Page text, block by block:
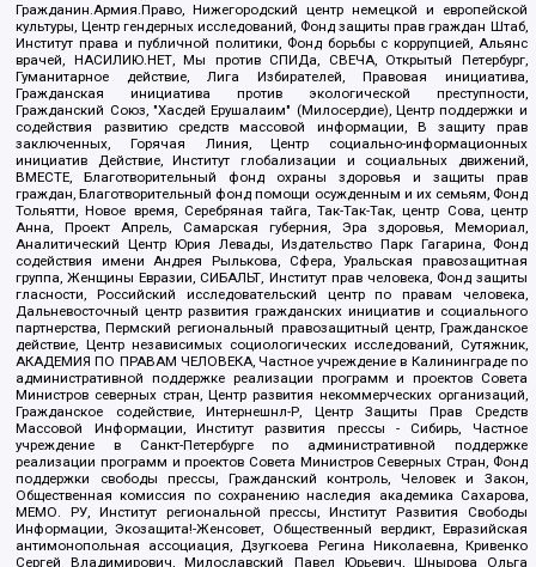
Гражданин.Армия.Право, Нижегородский центр немецкой и европейской
культуры, Центр гендерных исследований, Фонд защиты прав граждан Штаб,
Институт права и публичной политики, Фонд борьбы с коррупцией, Альянс
врачей, НАСИЛИЮ.НЕТ, Мы против СПИДа, СВЕЧА, Открытый Петербург,
Гуманитарное действие, Лига Избирателей, Правовая инициатива,
Гражданская инициатива против экологической преступности,
Гражданский Союз, "Хасдей Ерушалаим" (Милосердие), Центр поддержки и
содействия развитию средств массовой информации, В защиту прав
заключенных, Горячая Линия, Центр социально-информационных
инициатив Действие, Институт глобализации и социальных движений,
ВМЕСТЕ, Благотворительный фонд охраны здоровья и защиты прав
граждан, Благотворительный фонд помощи осужденным и их семьям, Фонд
Тольятти, Новое время, Серебряная тайга, Так-Так-Так, центр Сова, центр
Анна, Проект Апрель, Самарская губерния, Эра здоровья, Мемориал,
Аналитический Центр Юрия Левады, Издательство Парк Гагарина, Фонд
содействия имени Андрея Рылькова, Сфера, Уральская правозащитная
группа, Женщины Евразии, СИБАЛЬТ, Институт прав человека, Фонд защиты
гласности, Российский исследовательский центр по правам человека,
Дальневосточный центр развития гражданских инициатив и социального
партнерства, Пермский региональный правозащитный центр, Гражданское
действие, Центр независимых социологических исследований, Сутяжник,
АКАДЕМИЯ ПО ПРАВАМ ЧЕЛОВЕКА, Частное учреждение в Калининграде по
административной поддержке реализации программ и проектов Совета
Министров северных стран, Центр развития некоммерческих организаций,
Гражданское содействие, Интернешнл-Р, Центр Защиты Прав Средств
Массовой Информации, Институт развития прессы - Сибирь, Частное
учреждение в Санкт-Петербурге по административной поддержке
реализации программ и проектов Совета Министров Северных Стран, Фонд
поддержки свободы прессы, Гражданский контроль, Человек и Закон,
Общественная комиссия по сохранению наследия академика Сахарова,
МЕМО. РУ, Институт региональной прессы, Институт Развития Свободы
Информации, Экозащита!-Женсовет, Общественный вердикт, Евразийская
антимонопольная ассоциация, Дзугкоева Регина Николаевна, Кривенко
Сергей Владимирович, Милославский Павел Юрьевич, Шнырова Ольга